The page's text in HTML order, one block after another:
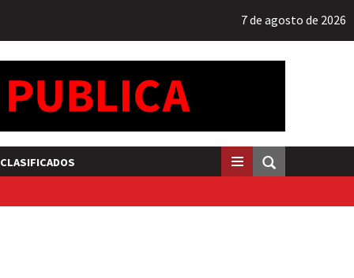
7 de agosto de 2026
CLASIFICADOS